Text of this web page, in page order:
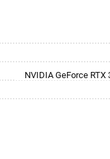
NVIDIA GeForce RTX